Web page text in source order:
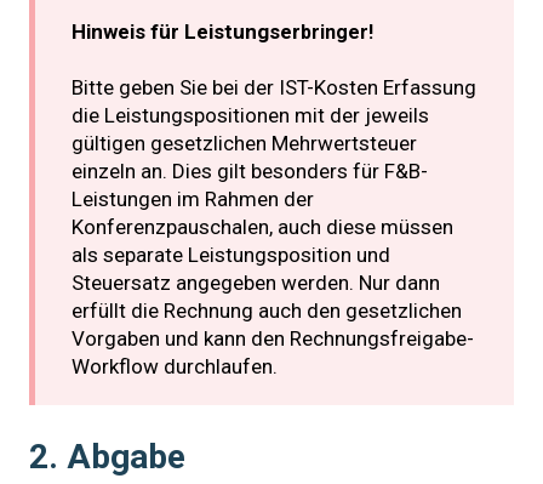
Hinweis für Leistungser bringer!
Bitte geben Sie bei der IST-Kosten Erfassung
die Leistungspositionen mit der jeweils
gültigen gesetzlichen Mehrwertsteuer
einzeln an. Dies gilt besonders für F&B-
Leistungen im Rahmen der
Konferenzpauschalen, auch diese müssen
als separate Leistungsposition und
Steuersatz angegeben werden. Nur dann
erfüllt die Rechnung auch den gesetzlichen
Vorgaben und kann den Rechnungsfreigabe-
Workflow durchlaufen.
2. Abgabe